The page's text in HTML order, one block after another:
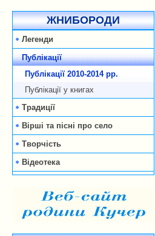
ЖНИБОРОДИ
Легенди
Публікації
Публікації 2010-2014 рp.
Публікації у книгах
Традиції
Вірші та пісні про село
Творчість
Відеотека